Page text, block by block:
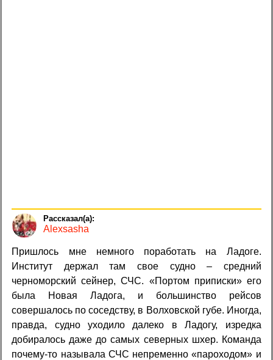
Alexsasha
Пришлось мне немного поработать на Ладоге.
Институт держал там свое судно – средний
черноморский сейнер, СЧС. «Портом приписки» его
была Новая Ладога, и большинство рейсов
совершалось по соседству, в Волховской губе. Иногда,
правда, судно уходило далеко в Ладогу, изредка
добиралось даже до самых северных шхер. Команда
почему-то называла СЧС непременно «пароходом» и